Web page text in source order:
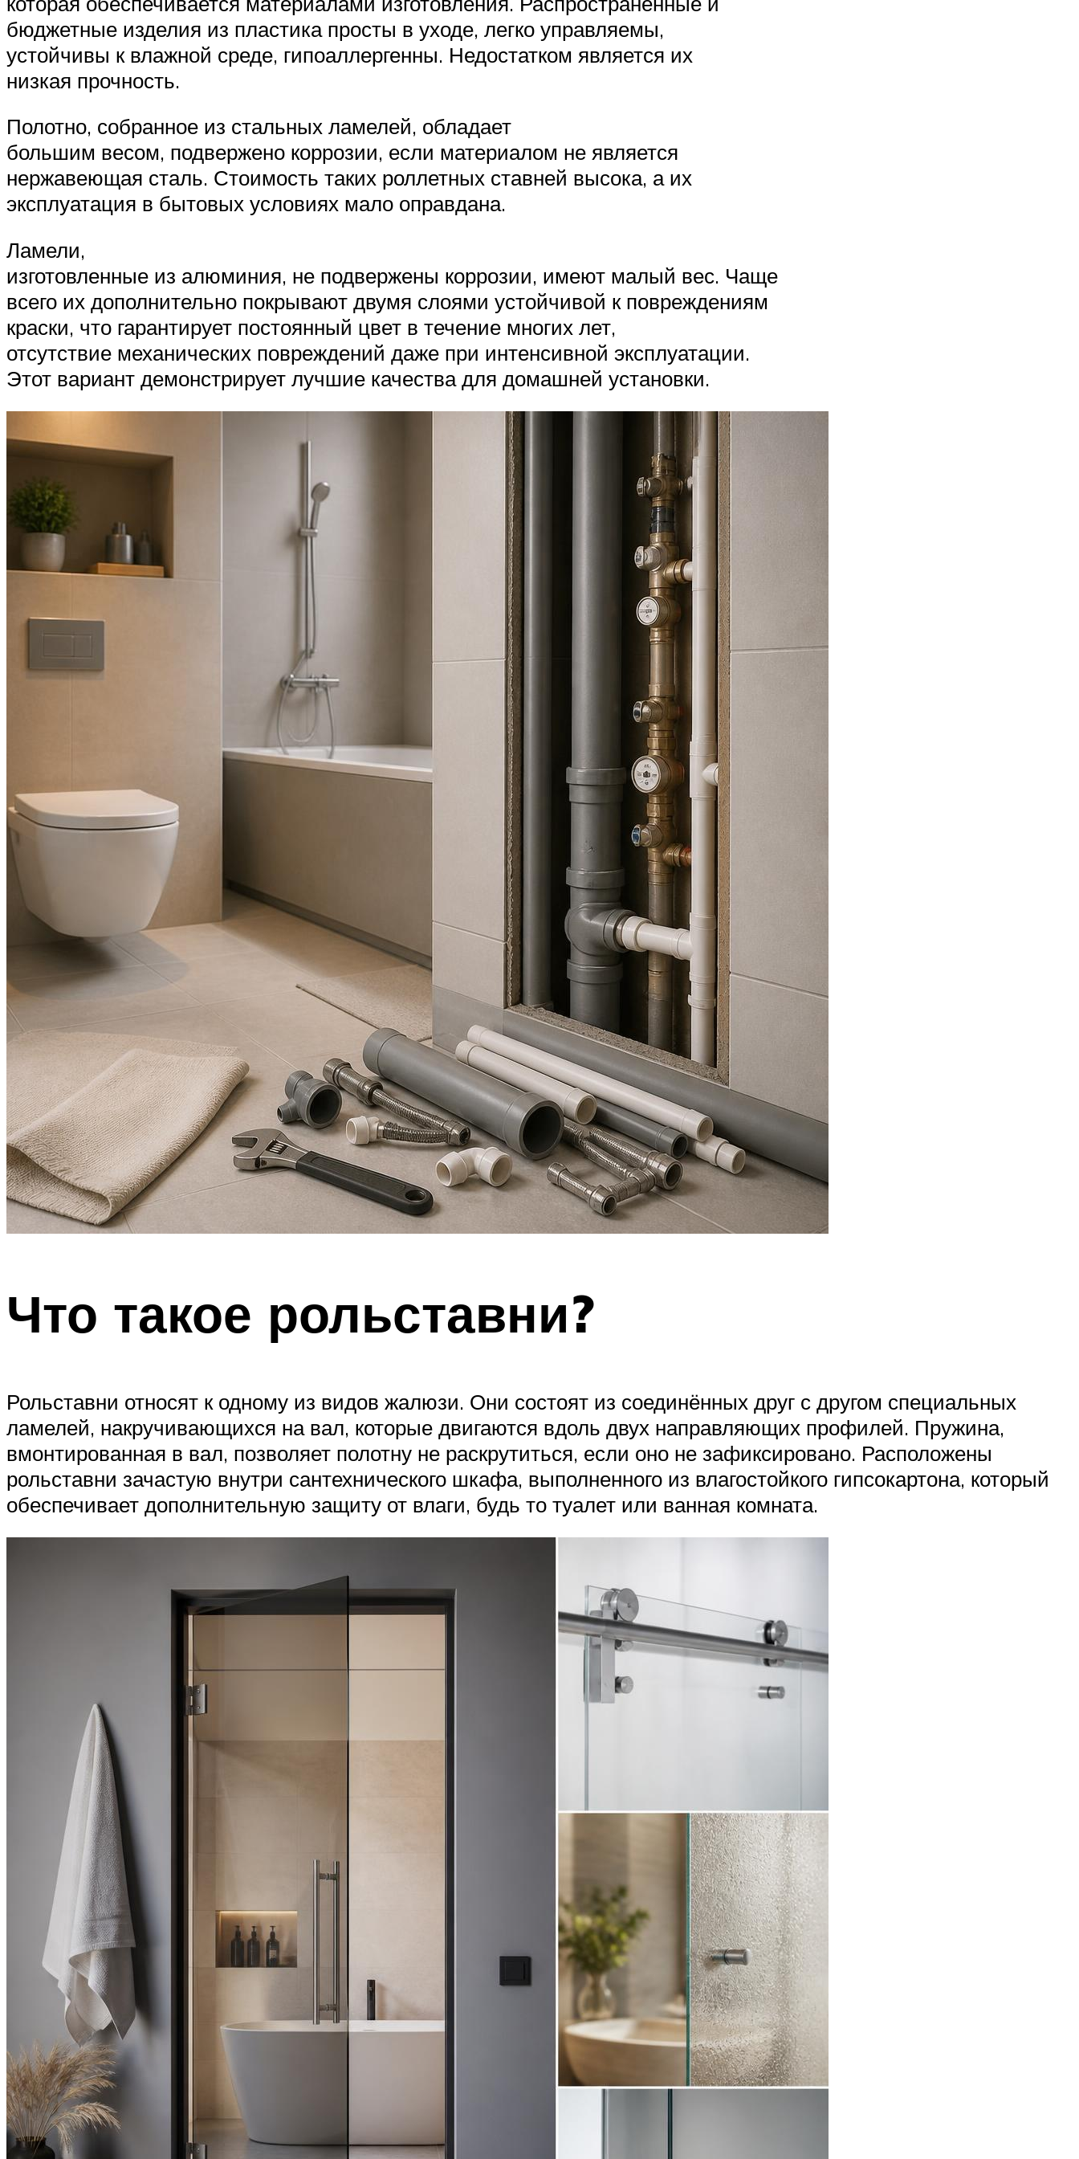
бюджетные изделия из пластика просты в уходе, легко управляемы,
устойчивы к влажной среде, гипоаллергенны. Недостатком является их
низкая прочность.
Полотно, собранное из стальных ламелей, обладает
большим весом, подвержено коррозии, если материалом не является
нержавеющая сталь. Стоимость таких роллетных ставней высока, а их
эксплуатация в бытовых условиях мало оправдана.
Ламели,
изготовленные из алюминия, не подвержены коррозии, имеют малый вес. Чаще
всего их дополнительно покрывают двумя слоями устойчивой к повреждениям
краски, что гарантирует постоянный цвет в течение многих лет,
отсутствие механических повреждений даже при интенсивной эксплуатации.
Этот вариант демонстрирует лучшие качества для домашней установки.
Что такое рольставни?
Рольставни относят к одному из видов жалюзи. Они состоят из соединённых друг с другом специальных
ламелей, накручивающихся на вал, которые двигаются вдоль двух направляющих профилей. Пружина,
вмонтированная в вал, позволяет полотну не раскрутиться, если оно не зафиксировано. Расположены
рольставни зачастую внутри сантехнического шкафа, выполненного из влагостойкого гипсокартона, который
обеспечивает дополнительную защиту от влаги, будь то туалет или ванная комната.